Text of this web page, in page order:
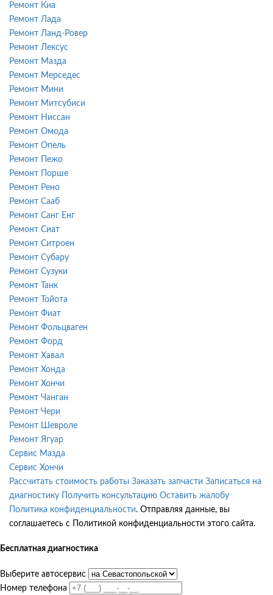
Ремонт Киа
Ремонт Лада
Ремонт Ланд-Ровер
Ремонт Лексус
Ремонт Мазда
Ремонт Мерседес
Ремонт Мини
Ремонт Митсубиси
Ремонт Ниссан
Ремонт Омода
Ремонт Опель
Ремонт Пежо
Ремонт Порше
Ремонт Рено
Ремонт Сааб
Ремонт Санг Енг
Ремонт Сиат
Ремонт Ситроен
Ремонт Субару
Ремонт Сузуки
Ремонт Танк
Ремонт Тойота
Ремонт Фиат
Ремонт Фольцваген
Ремонт Форд
Ремонт Хавал
Ремонт Хонда
Ремонт Хончи
Ремонт Чанган
Ремонт Чери
Ремонт Шевроле
Ремонт Ягуар
Сервис Мазда
Сервис Хончи
Рассчитать стоимость работы Заказать запчасти Записаться на
диагностику
Получить консультацию Оставить жалобу
Политика конфиденциальности. Отправляя данные, вы
соглашаетесь с Политикой конфиденциальности этого сайта.
Бесплатная диагностика
Выберите автосервис
Номер телефона